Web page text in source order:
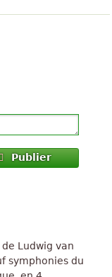
Publier
Ludwig van
symphonies du